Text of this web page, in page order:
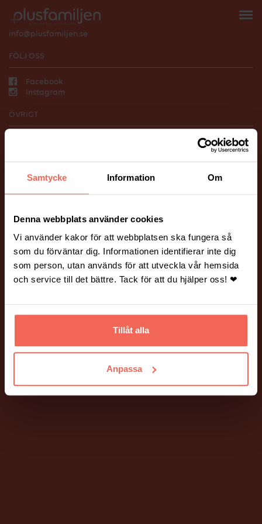
Samtycke Information Om
Denna webbplats använder cookies
Vi använder kakor för att webbplatsen ska fungera så
som du förväntar dig. Informationen identifierar inte dig
som person, utan används för att utveckla vår hemsida
och service till det bättre. Tack för att du hjälper oss! ❤
Tillåt alla
Anpassa
info@plusfamiljen.se
FÖLJ OSS
Facebook
Instagram
ÖVRIGT
Hantering av personuppgifter.
BILDER PÅ HEMSIDAN
PIGMENT DIGITALBYRÅ